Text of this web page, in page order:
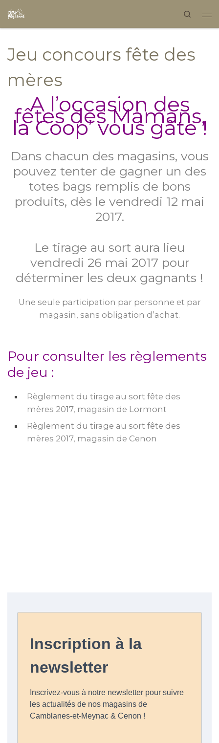
Skip to content Search
Jeu concours fête des
mères
A l’occasion des
fêtes des Mamans,
la Coop’ vous gâte !
Dans chacun des magasins, vous
pouvez tenter de gagner un des
totes bags remplis de bons
produits, dès le vendredi 12 mai
2017.
Le tirage au sort aura lieu
vendredi 26 mai 2017 pour
déterminer les deux gagnants !
Une seule participation par personne et par
magasin, sans obligation d’achat.
Pour consulter les règlements
de jeu :
Règlement du tirage au sort fête des
mères 2017, magasin de Lormont
Règlement du tirage au sort fête des
mères 2017, magasin de Cenon